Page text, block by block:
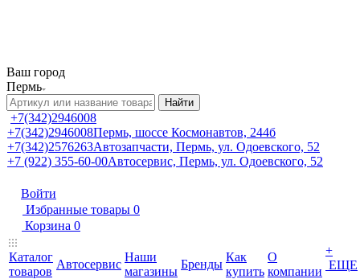
Ваш город
Пермь
Найти
+7(342)2946008
+7(342)2946008Пермь, шоссе Космонавтов, 244б
+7(342)2576263Автозапчасти, Пермь, ул. Одоевского, 52
+7 (922) 355-60-00Автосервис, Пермь, ул. Одоевского, 52
Войти
Избранные товары 0
Корзина 0
Каталог
товаров
Автосервис
Наши
магазины
Бренды
Как
купить
О
компании
+
ЕЩЕ